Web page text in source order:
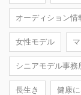
オーディション情
女性モデル
シニアモデル事務
長生き 健康